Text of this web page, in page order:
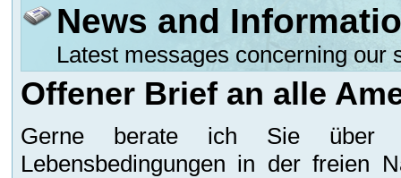
News and
Latest messages concerning our
Offener Brief an alle
Gerne berate ich Sie über
Lebensbedingungen in der freien